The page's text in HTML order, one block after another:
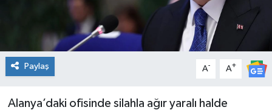
Paylaş A- A+
Alanya’daki ofisinde silahla ağır yaralı halde
Okul Gazetesi